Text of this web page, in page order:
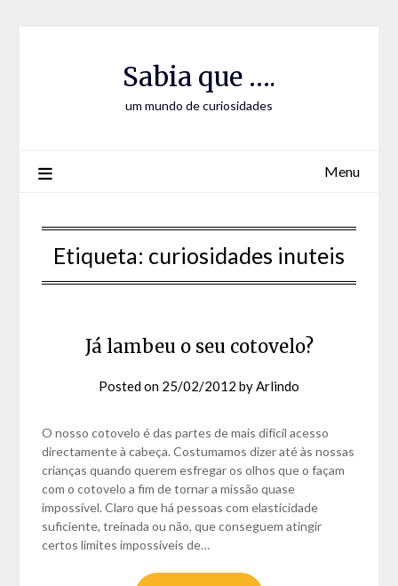
Sabia que ….
um mundo de curiosidades
Menu
Etiqueta: curiosidades inuteis
Já lambeu o seu cotovelo?
Posted on 25/02/2012 byArlindo
O nosso cotovelo é das partes de mais difícil acesso
directamente à cabeça. Costumamos dizer até às nossas
crianças quando querem esfregar os olhos que o façam
com o cotovelo a fim de tornar a missão quase
impossível. Claro que há pessoas com elasticidade
suficiente, treinada ou não, que conseguem atingir
certos limites impossíveis de…